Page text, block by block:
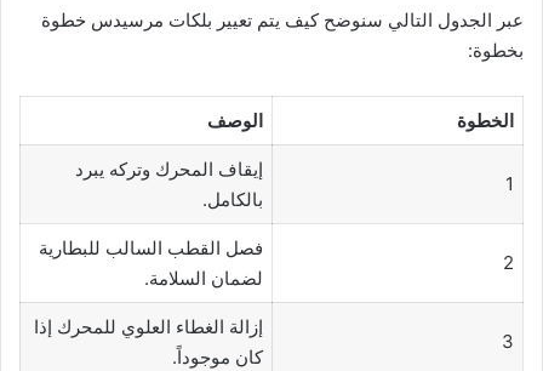
عبر الجدول التالي سنوضح كيف يتم تعيير بلكات مرسيدس خطوة
بخطوة:
الخطوة الوصف
1
إيقاف المحرك وتركه يبرد
بالكامل.
2
فصل القطب السالب للبطارية
لضمان السلامة.
3
إزالة الغطاء العلوي للمحرك إذا
كان موجوداً.